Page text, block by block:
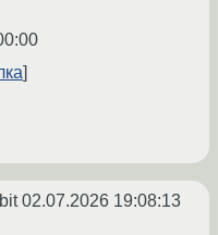
02.07.2026 19:08:13